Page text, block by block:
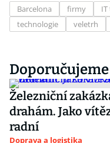
Barcelona firmy
technologie
veletrh
Doporučujeme
Železniční
drahám. Jako
radní
Doprava a logistika